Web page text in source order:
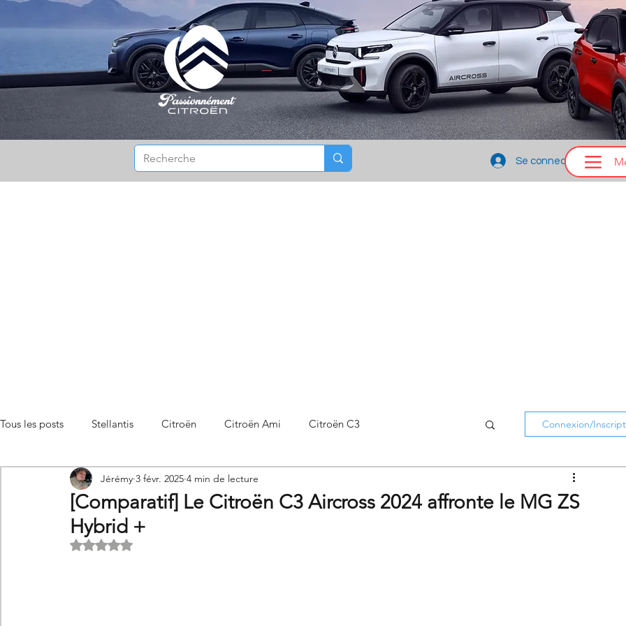
Se connecter
Tous les posts Stellantis Citroën Citroën Ami Citroën C3
Citroën C3 Aircross Citroën C4 Citroën C4 X
Citroën C5 X Citroën Berlingo
Connexion/
[Comparatif] Le Citroën C3 Aircross 2024 affronte le MG ZS
Hybrid +
Jérémy 3 févr. 2025 4 min de lecture
Noté NaN étoiles sur 5.